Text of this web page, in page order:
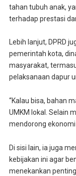
tahan tubuh anak,
terhadap prestasi
Lebih lanjut, DPRD
pemerintah kota,
masyarakat,
pelaksanaan dapur
“Kalau bisa, bahan
UMKM lokal. Selain
mendorong
Di sisi lain, ia juga
kebijakan ini agar
menekankan